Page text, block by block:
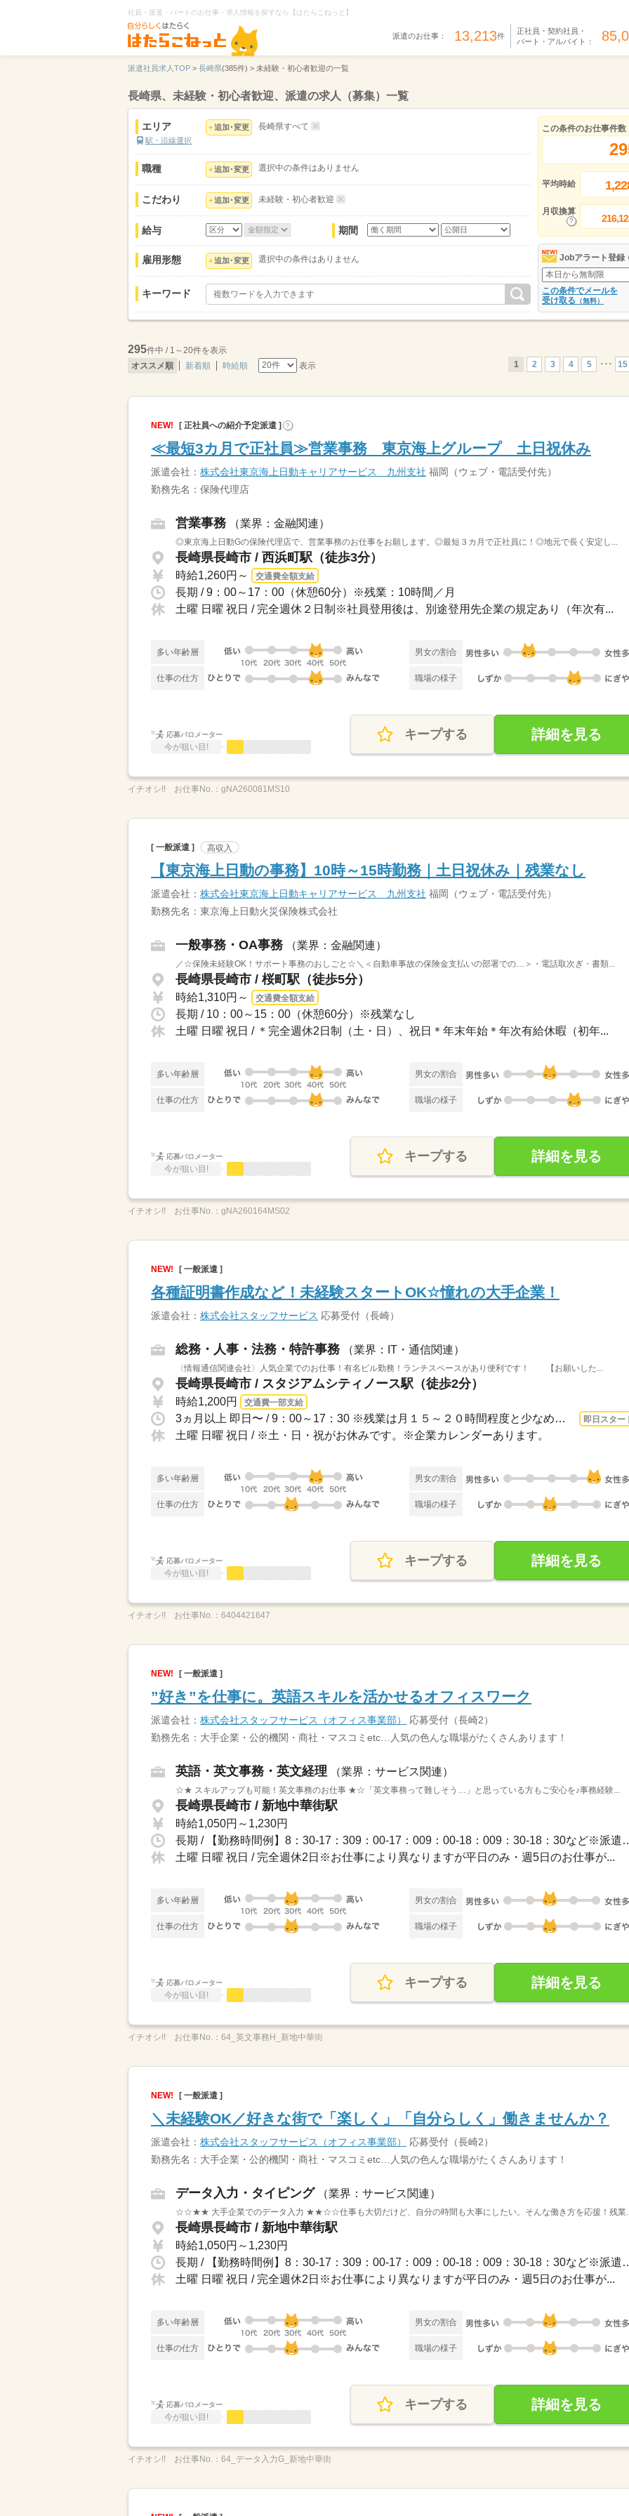
社員・派遣・パートのお仕事・求人情報を探すなら【はたらこねっと】
派遣のお仕事： 13,213件
正社員・契約社員・
パート・アルバイト：
派遣社員求人TOP > 長崎県(385件) > 未経験・初心者歓迎の一覧
長崎県、未経験・初心者歓迎、派遣の求人（募集）一覧
エリア
駅・沿線選択
追加･変更 長崎県すべて
職種 追加･変更 選択中の条件はありません
こだわり 追加･変更 未経験・初心者歓迎
給与 期間
雇用形態 追加･変更 選択中の条件はありません
キーワード
この条件のお仕事件数
平均時給
月収換算
Jobアラート登録
この条件でメールを
受け取る （無料）
295件中 / 1～20件を表示
オススメ順
新着順 時給順 表示 1 2 3 4 5 ･･･ 15
NEW! [ 正社員への紹介予定派遣 ] ?
≪最短3カ月で正社員≫営業事務 東京海上グループ 土日祝休み
派遣会社： 株式会社東京海上日動キャリアサービス 九州支社 福岡（ウェブ・電話受付先）
勤務先名：保険代理店
営業事務 （業界：金融関連）
◎東京海上日動Gの保険代理店で、営業事務のお仕事をお願します。◎最短３カ月で正社員に！◎地元で長く安定し...
長崎県長崎市 / 西浜町駅（徒歩3分）
時給1,260円～ 交通費全額支給
長期 / 9：00～17：00（休憩60分）※残業：10時間／月
土曜 日曜 祝日 / 完全週休２日制※社員登用後は、別途登用先企業の規定あり（年次有...
多い年齢層 男女の割合
仕事の仕方 職場の様子
応募バロメーター
今が狙い目!
キープする 詳細を見る
イチオシ!! お仕事No.： gNA260081MS10
[ 一般派遣 ] 高収入
【東京海上日動の事務】10時～15時勤務｜土日祝休み｜残業なし
派遣会社： 株式会社東京海上日動キャリアサービス 九州支社 福岡（ウェブ・電話受付先）
勤務先名：東京海上日動火災保険株式会社
一般事務・OA事務 （業界：金融関連）
／☆保険未経験OK！サポート事務のおしごと☆＼＜自動車事故の保険金支払いの部署での…＞・電話取次ぎ・書類...
長崎県長崎市 / 桜町駅（徒歩5分）
時給1,310円～ 交通費全額支給
長期 / 10：00～15：00（休憩60分）※残業なし
土曜 日曜 祝日 / ＊完全週休2日制（土・日）、祝日＊年末年始＊年次有給休暇（初年...
多い年齢層 男女の割合
仕事の仕方 職場の様子
応募バロメーター
今が狙い目!
キープする 詳細を見る
イチオシ!! お仕事No.： gNA260164MS02
NEW! [ 一般派遣 ]
各種証明書作成など！未経験スタートOK☆憧れの大手企業！
派遣会社： 株式会社スタッフサービス 応募受付（長崎）
総務・人事・法務・特許事務 （業界：IT・通信関連）
〈情報通信関連会社〉人気企業でのお仕事！有名ビル勤務！ランチスペースがあり便利です！ 【お願いした...
長崎県長崎市 / スタジアムシティノース駅（徒歩2分）
時給1,200円 交通費一部支給
3ヵ月以上 即日〜 / 9：00～17：30 ※残業は月１５～２０時間程度と少なめ。※休憩は６... 即日スター
土曜 日曜 祝日 / ※土・日・祝がお休みです。※企業カレンダーあります。
多い年齢層 男女の割合
仕事の仕方 職場の様子
応募バロメーター
今が狙い目!
キープする 詳細を見る
イチオシ!! お仕事No.： 6404421647
NEW! [ 一般派遣 ]
”好き”を仕事に。英語スキルを活かせるオフィスワーク
派遣会社： 株式会社スタッフサービス（オフィス事業部）
応募受付（長崎2）
勤務先名：大手企業・公的機関・商社・マスコミetc…人気の色んな職場がたくさんあります！
英語・英文事務・英文経理 （業界：サービス関連）
☆★ スキルアップも可能！英文事務のお仕事 ★☆「英文事務って難しそう…」と思っている方もご安心を♪事務経験...
長崎県長崎市 / 新地中華街駅
時給1,050円～1,230円
長期 / 【勤務時間例】8：30-17：309：
土曜 日曜 祝日 / 完全週休2日※お仕事により異なりますが平日のみ・週5日のお仕事が...
多い年齢層 男女の割合
仕事の仕方 職場の様子
応募バロメーター
今が狙い目!
キープする 詳細を見る
イチオシ!! お仕事No.： 64_英文事務H_新地中華街
NEW! [ 一般派遣 ]
＼未経験OK／好きな街で「楽しく」「自分らしく」働きませんか？
派遣会社： 株式会社スタッフサービス（オフィス事業部）
応募受付（長崎2）
勤務先名：大手企業・公的機関・商社・マスコミetc…人気の色んな職場がたくさんあります！
データ入力・タイピング （業界：サービス関連）
☆☆★★ 大手企業でのデータ入力 ★★☆☆仕事も大切だけど、自分の時間も大事にしたい。そんな働き方を応援！残業
長崎県長崎市 / 新地中華街駅
時給1,050円～1,230円
長期 / 【勤務時間例】8：30-17：309：
土曜 日曜 祝日 / 完全週休2日※お仕事により異なりますが平日のみ・週5日のお仕事が...
多い年齢層 男女の割合
仕事の仕方 職場の様子
応募バロメーター
今が狙い目!
キープする 詳細を見る
イチオシ!! お仕事No.： 64_データ入力G_新地中華街